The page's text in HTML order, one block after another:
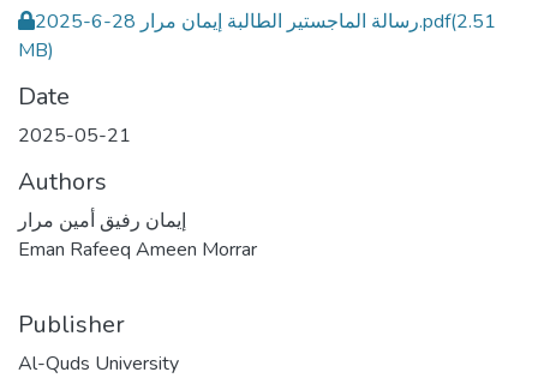
رسالة الماجستير الطالبة إيمان مرار 28-6-2025.pdf(2.51
MB)
Date
2025-05-21
Authors
إيمان رفيق أمين مرار
Eman Rafeeq Ameen Morrar
Publisher
Al-Quds University